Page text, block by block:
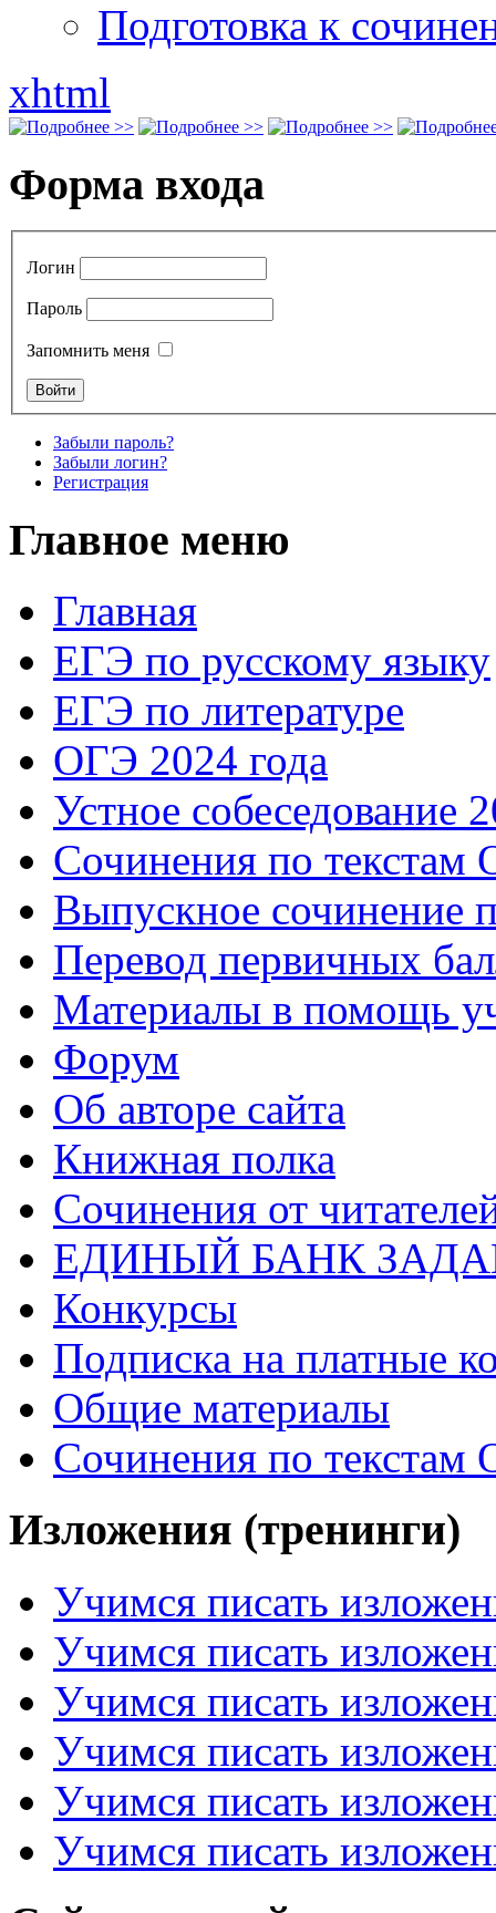
Подготовка к
xhtml
Форма входа
Логин
Пароль
Запомнить меня
Забыли пароль?
Забыли логин?
Регистрация
Главное меню
Главная
ЕГЭ по русскому языку
ЕГЭ по литературе
ОГЭ 2024 года
Устное собеседование
Сочинения по текстам
Выпускное сочинение
Перевод первичных
Материалы в помощь
Форум
Об авторе сайта
Книжная полка
Cочинения от
ЕДИНЫЙ БАНК
Конкурсы
Подписка на платные
Общие материалы
Сочинения по текстам
Изложения (тренинги)
Учимся писать
Учимся писать
Учимся писать
Учимся писать
Учимся писать
Учимся писать